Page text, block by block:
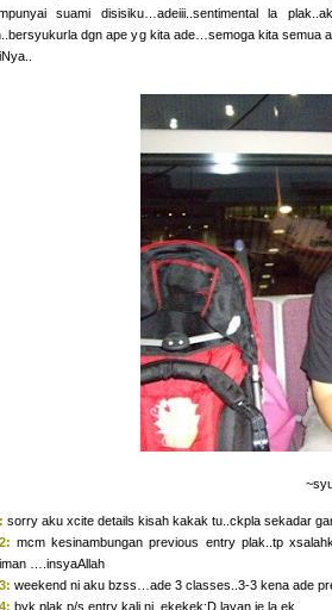
suami disisiku…adeiii..sentimental la
dgn ape yg kita ade…semoga kita semua
sorry aku xcite details kisah kakak tu..ckpla sekadar
mcm kesinambungan previous entry plak..tp
….insyaAllah
weekend ni aku bzss…ade 3 classes..3-3 kena ade
byk plak p/s entry kali ni..ekekek:D layan je la ek